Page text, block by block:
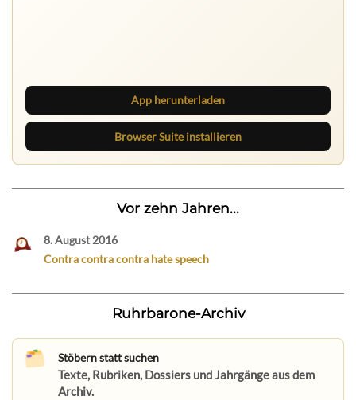
App herunterladen
Browser Suite installieren
Vor zehn Jahren...
8. August 2016
Contra contra contra hate speech
Ruhrbarone-Archiv
Stöbern statt suchen
Texte, Rubriken, Dossiers und Jahrgänge aus dem
Archiv.